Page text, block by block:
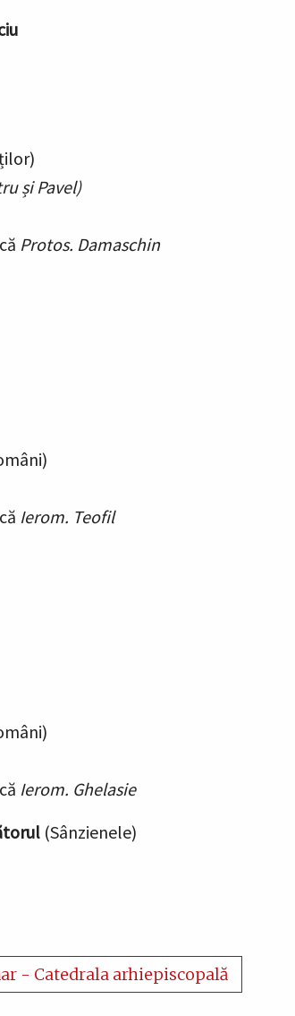
și Pavel)
Protos. Damaschin
Ierom. Teofil
Ierom. Ghelasie
(Sânzienele)
- Catedrala arhiepiscopală